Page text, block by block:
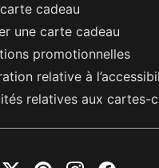
cadeau
une carte cadeau
promotionnelles
relative à
relatives aux cartes-